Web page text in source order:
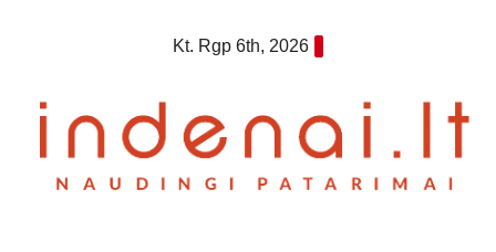
Kt. Rgp 6th, 2026